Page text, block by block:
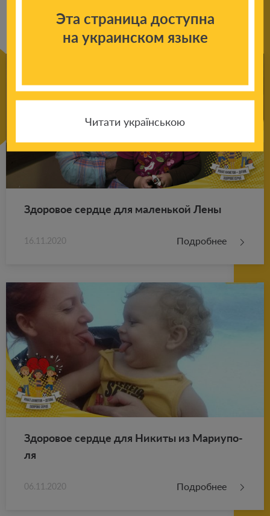
новостям
Здо­ро­вое серд­це для ма­лень­кой Лены
16.11.2020 Подробнее
Здо­ро­вое серд­це для Ни­ки­ты из Ма­ри­у­по­
ля
06.11.2020 Подробнее
Эта страница доступна
на украинском языке
Читати українською